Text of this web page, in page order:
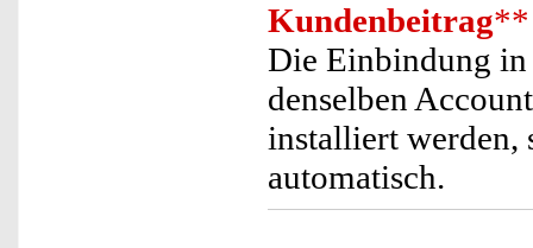
Kundenbeitrag**
Die Einbindung
denselben
installiert werden,
automatisch.